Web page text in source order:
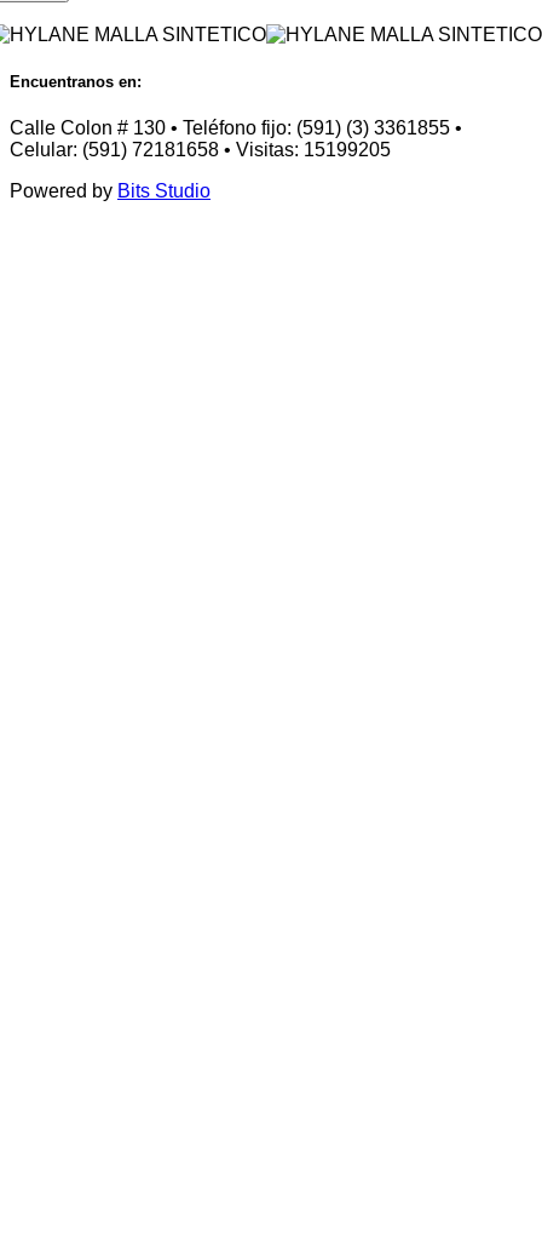
Encuentranos en:
Calle Colon # 130 • Teléfono fijo: (591) (3) 3361855 •
Celular: (591) 72181658 • Visitas: 15199205
Powered by Bits Studio